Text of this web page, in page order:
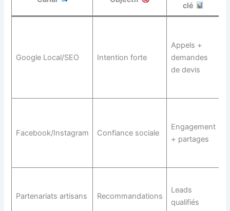
clé
Google Local/SEO Intention forte
Appels +
demandes
de devis
Facebook/Instagram Confiance sociale
Engagement
+ partages
Partenariats artisans Recommandations
Leads
qualifiés